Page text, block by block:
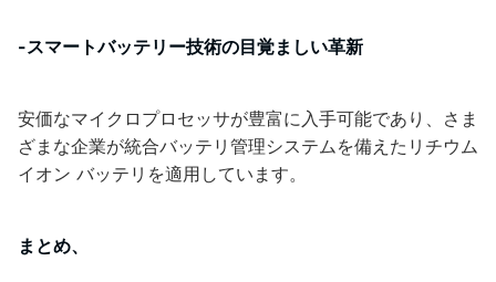
-スマートバッテリー技術の目覚ましい革新
安価なマイクロプロセッサが豊富に入手可能であり、さま
ざまな企業が統合バッテリ管理システムを備えたリチウム
イオン バッテリを適用しています。
まとめ、